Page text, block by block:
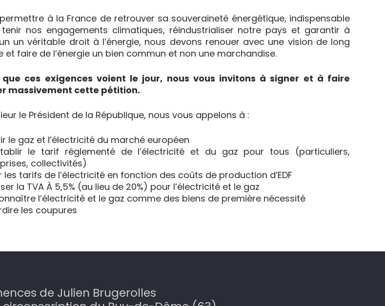
à la France de retrouver sa souveraineté énergétique, indispensable
nos engagements climatiques, réindustrialiser notre pays et garantir à
un véritable droit à l’énergie, nous devons renouer avec une vision de long
et faire de l’énergie un bien commun et non une marchandise.
que ces exigences voient le jour, nous vous invitons à signer et à faire
massivement cette pétition.
le Président de la République, nous vous appelons à :
le gaz et l’électricité du marché européen
le tarif réglementé de l’électricité et du gaz pour tous (particuliers,
collectivités)
les tarifs de l’électricité en fonction des coûts de production d’EDF
la TVA À 5,5% (au lieu de 20%) pour l’électricité et le gaz
l’électricité et le gaz comme des biens de première nécessité
les coupures
de Julien Brugerolles